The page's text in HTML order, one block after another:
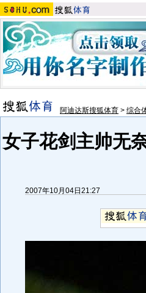
阿迪达斯搜狐体育 > 综合
女子花剑主帅无
2007年10月04日21:27